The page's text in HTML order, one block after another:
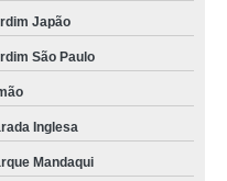
Japão
São Paulo
Inglesa
Mandaqui